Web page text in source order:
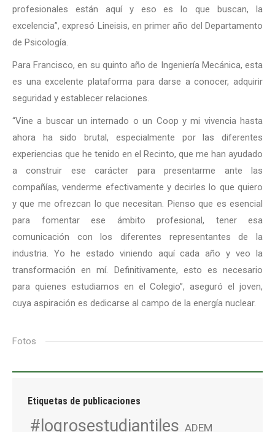
profesionales están aquí y eso es lo que buscan, la
excelencia”, expresó Lineisis, en primer año del Departamento
de Psicología.
Para Francisco, en su quinto año de Ingeniería Mecánica, esta
es una excelente plataforma para darse a conocer, adquirir
seguridad y establecer relaciones.
“Vine a buscar un internado o un Coop y mi vivencia hasta
ahora ha sido brutal, especialmente por las diferentes
experiencias que he tenido en el Recinto, que me han ayudado
a construir ese carácter para presentarme ante las
compañías, venderme efectivamente y decirles lo que quiero
y que me ofrezcan lo que necesitan. Pienso que es esencial
para fomentar ese ámbito profesional, tener esa
comunicación con los diferentes representantes de la
industria. Yo he estado viniendo aquí cada año y veo la
transformación en mí. Definitivamente, esto es necesario
para quienes estudiamos en el Colegio”, aseguró el joven,
cuya aspiración es dedicarse al campo de la energía nuclear.
Fotos
Etiquetas de publicaciones
#logrosestudiantiles ADEM